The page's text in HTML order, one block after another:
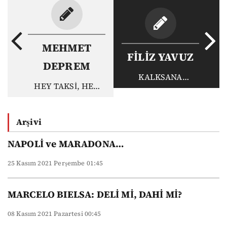
MEHMET
DEPREM
HEY TAKSİ, HEY
FİLİZ YAVUZ
KALKSANA
ÇOCUĞUM! BAK
Arşivi
NAPOLİ ve MARADONA…
25 Kasım 2021 Perşembe 01:45
MARCELO BIELSA: DELİ Mİ, DAHİ Mİ?
08 Kasım 2021 Pazartesi 00:45